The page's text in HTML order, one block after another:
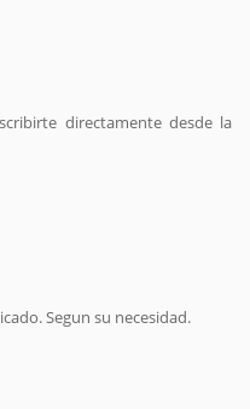
directamente desde la
Segun su necesidad.